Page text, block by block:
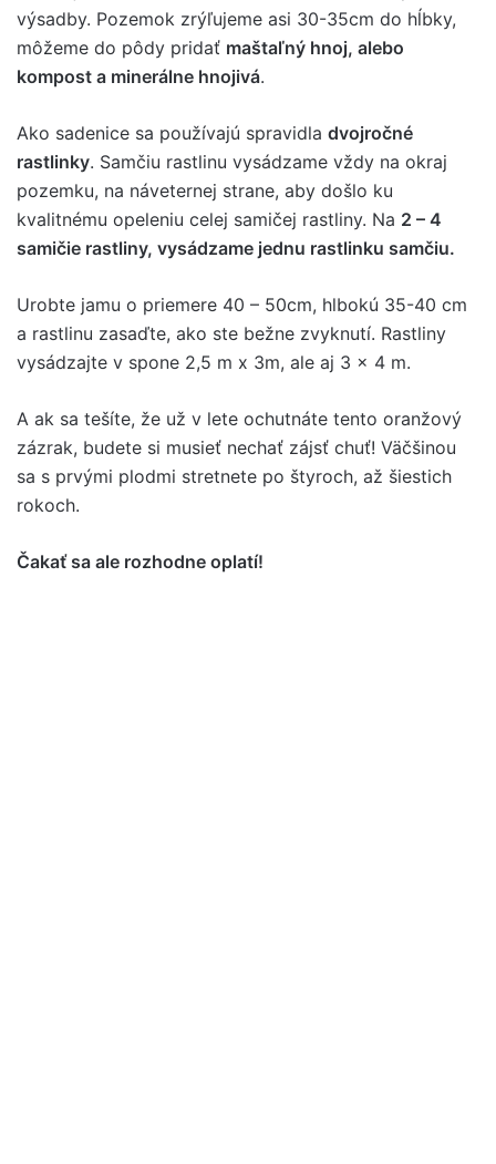
výsadby. Pozemok zrýľujeme asi 30-35cm do hĺbky,
môžeme do pôdy pridať maštaľný hnoj, alebo
kompost a minerálne hnojivá.
Ako sadenice sa používajú spravidla dvojročné
rastlinky. Samčiu rastlinu vysádzame vždy na okraj
pozemku, na náveternej strane, aby došlo ku
kvalitnému opeleniu celej samičej rastliny. Na 2 – 4
samičie rastliny, vysádzame jednu rastlinku samčiu.
Urobte jamu o priemere 40 – 50cm, hlbokú 35-40 cm
a rastlinu zasaďte, ako ste bežne zvyknutí. Rastliny
vysádzajte v spone 2,5 m x 3m, ale aj 3 x 4 m.
A ak sa tešíte, že už v lete ochutnáte tento oranžový
zázrak, budete si musieť nechať zájsť chuť! Väčšinou
sa s prvými plodmi stretnete po štyroch, až šiestich
rokoch.
Čakať sa ale rozhodne oplatí!